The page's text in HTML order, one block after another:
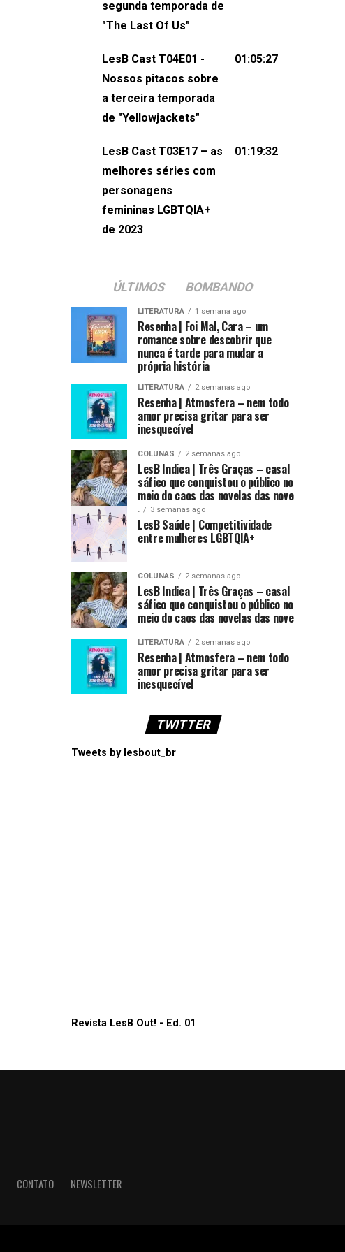
não esqueça de visitar nosso site e
sociais:Twitter: ⁠⁠⁠⁠@lesbout_br⁠⁠⁠⁠ Instagram:
do LesB Cast:Apresentação de
Karolen Passos
(⁠⁠⁠⁠⁠⁠@KarolenPassos⁠⁠⁠⁠⁠⁠)Participação de
Pollyelly FlorêncioEdição de Naiady
Machado
segunda temporada de
"The Last Of Us"
LesB Cast T04E01 -
Nossos pitacos sobre
a terceira temporada
de "Yellowjackets"
01:05:27
LesB Cast T03E17 – as
melhores séries com
personagens
femininas LGBTQIA+
de 2023
01:19:32
ÚLTIMOS BOMBANDO
LITERATURA 1 semana ago
Resenha | Foi Mal, Cara – um
romance sobre descobrir que
nunca é tarde para mudar a
própria história
LITERATURA 2 semanas ago
Resenha | Atmosfera – nem todo
amor precisa gritar para ser
inesquecível
COLUNAS 2 semanas ago
LesB Indica | Três Graças – casal
sáfico que conquistou o público no
meio do caos das novelas das nove
. 3 semanas ago
LesB Saúde | Competitividade
entre mulheres LGBTQIA+
COLUNAS 2 semanas ago
LesB Indica | Três Graças – casal
sáfico que conquistou o público no
meio do caos das novelas das nove
LITERATURA 2 semanas ago
Resenha | Atmosfera – nem todo
amor precisa gritar para ser
inesquecível
TWITTER
Tweets by lesbout_br
Revista LesB Out! - Ed. 01
CONTATO NEWSLETTER